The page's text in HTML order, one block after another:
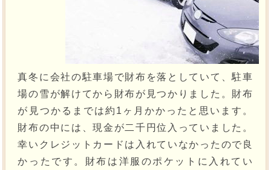
真冬に会社の駐車場で財布を落としていて、駐車
場の雪が解けてから財布が見つかりました。財布
が見つかるまでは約1ヶ月かかったと思います。
財布の中には、現金が二千円位入っていました。
幸いクレジットカードは入れていなかったので良
かったです。財布は洋服のポケットに入れてい